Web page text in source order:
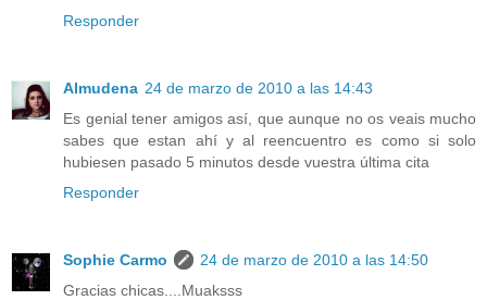
Responder
Almudena 24 de marzo de 2010 a las 14:43
Es genial tener amigos así, que aunque no os veais mucho
sabes que estan ahí y al reencuentro es como si solo
hubiesen pasado 5 minutos desde vuestra última cita
Responder
Sophie Carmo
24 de marzo de 2010 a las 14:50
Gracias chicas....Muaksss